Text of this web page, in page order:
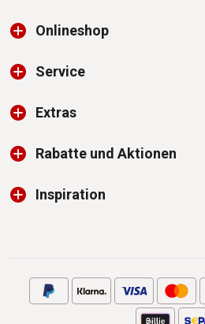
Onlineshop
Service
Extras
Rabatte und Aktionen
Inspiration